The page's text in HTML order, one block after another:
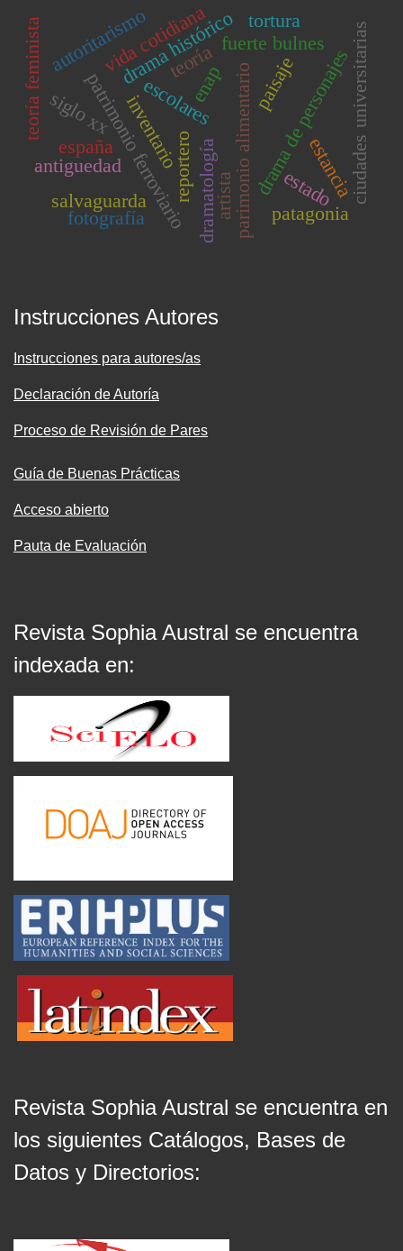
escolares parimonio alimentario
patrimonio ferroviariodramatología drama de personajes
drama históricofuerte bulnes
salvaguarda
antiguedadinventario
estado
autoritarismo
fotografía
siglo xx
españa ciudades universitarias
paisaje
enap
vida cotidiana
reportero
tortura
teoría feminista teoría
patagonia
estancia
artista
Instrucciones Autores
Instrucciones para autores/as
Declaración de Autoría
Proceso de Revisión de Pares
Guía de Buenas Prácticas
Acceso abierto
Pauta de Evaluación
Revista Sophia Austral se encuentra
indexada en:
Revista Sophia Austral se encuentra en
los siguientes Catálogos, Bases de
Datos y Directorios: